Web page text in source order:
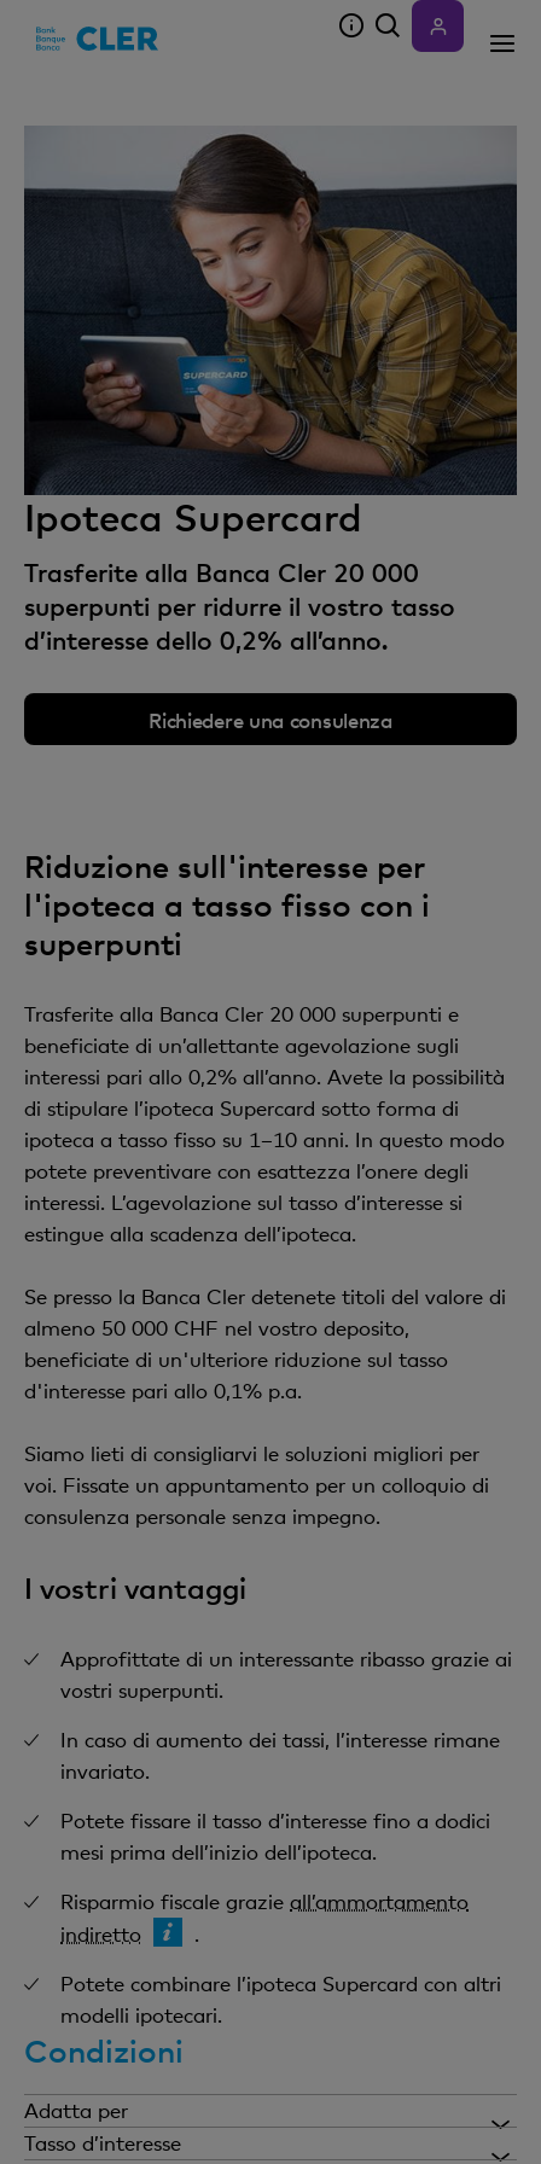
Ipoteca Supercard
Trasferite alla Banca Cler 20 000
superpunti per ridurre il vostro tasso
d’interesse dello 0,2% all’anno.
Richiedere una consulenza
Riduzione sull'interesse per
l'ipoteca a tasso fisso con i
superpunti
Trasferite alla Banca Cler 20 000 superpunti e
beneficiate di un’allettante agevolazione sugli
interessi pari allo 0,2% all’anno. Avete la possibilità
di stipulare l’ipoteca Supercard sotto forma di
ipoteca a tasso fisso su 1–10 anni. In questo modo
potete preventivare con esattezza l’onere degli
interessi. L’agevolazione sul tasso d’interesse si
estingue alla scadenza dell’ipoteca.
Se presso la Banca Cler detenete titoli del valore di
almeno 50 000 CHF nel vostro deposito,
beneficiate di un'ulteriore riduzione sul tasso
d'interesse pari allo 0,1% p.a.
Siamo lieti di consigliarvi le soluzioni migliori per
voi. Fissate un appuntamento per un colloquio di
consulenza personale senza impegno.
I vostri vantaggi
Approfittate di un interessante ribasso grazie ai
vostri superpunti.
In caso di aumento dei tassi, l’interesse rimane
invariato.
Potete fissare il tasso d’interesse fino a dodici
mesi prima dell’inizio dell’ipoteca.
Risparmio fiscale grazie all’ammortamento
indiretto
.
Potete combinare l’ipoteca Supercard con altri
modelli ipotecari.
Condizioni
Adatta per
i proprietari di immobili che intendono beneficiare
Tasso d’interesse